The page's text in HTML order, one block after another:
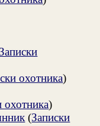
Записки
охотника)
охотника)
(Записки